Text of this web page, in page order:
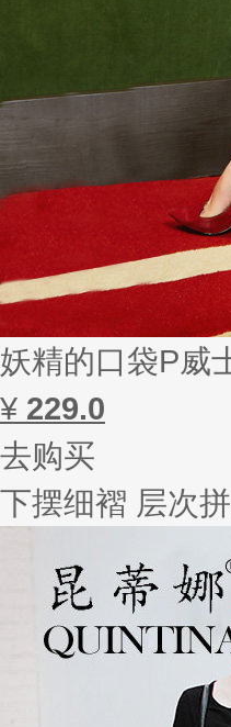
妖精的口袋P威
¥ 229.0
去购买
下摆细褶 层次